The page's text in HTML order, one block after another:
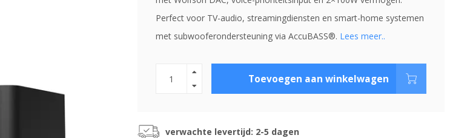
Perfect voor TV-audio, streamingdiensten en smart-home systemen
met subwooferondersteuning via AccuBASS®. Lees meer..
Toevoegen aan winkelwagen
verwachte levertijd: 2-5 dagen